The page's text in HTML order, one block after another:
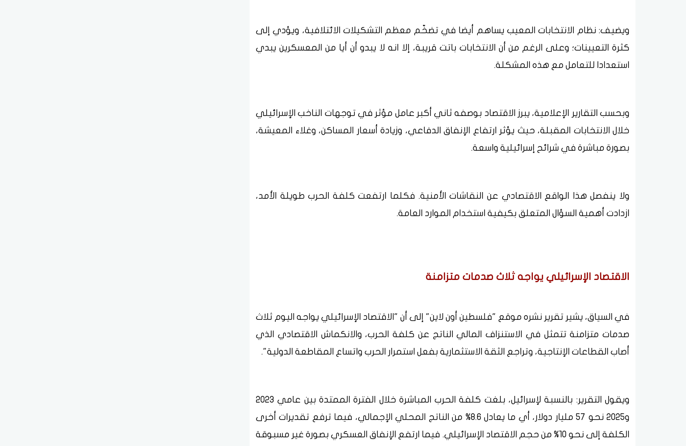
ويضيف: نظام الانتخابات المعيب يساهم أيضا في تضخّم معظم التشكيلات الائتلافية، ويؤدي إلى
كثرة التعيينات؛ وعلى الرغم من أن الانتخابات باتت قريبة، إلا انه لا يبدو أن أيا من المعسكرين يبدي
استعدادا للتعامل مع هذه المشكلة.
وبحسب التقارير الإعلامية، يبرز الاقتصاد بوصفه ثاني أكبر عامل مؤثر في توجهات الناخب الإسرائيلي
خلال الانتخابات المقبلة، حيث يؤثر ارتفاع الإنفاق الدفاعي، وزيادة أسعار المساكن، وغلاء المعيشة،
بصورة مباشرة في شرائح إسرائيلية واسعة.
ولا ينفصل هذا الواقع الاقتصادي عن النقاشات الأمنية. فكلما ارتفعت كلفة الحرب طويلة الأمد،
ازدادت أهمية السؤال المتعلق بكيفية استخدام الموارد العامة.
الاقتصاد الإسرائيلي يواجه ثلاث صدمات متزامنة
في السياق، يشير تقرير نشره موقع "فلسطين أون لاين" إلى أن "الاقتصاد الإسرائيلي يواجه اليوم ثلاث
صدمات متزامنة تتمثل في الاستنزاف المالي الناتج عن كلفة الحرب، والانكماش الاقتصادي الذي
أصاب القطاعات الإنتاجية، وتراجع الثقة الاستثمارية بفعل استمرار الحرب واتساع المقاطعة الدولية".
ويقول التقرير: بالنسبة لإسرائيل، بلغت كلفة الحرب المباشرة خلال الفترة الممتدة بين عامي 2023
و2025 نحو 57 مليار دولار، أي ما يعادل 8.6% من الناتج المحلي الإجمالي، فيما ترفع تقديرات أخرى
الكلفة إلى نحو 10% من حجم الاقتصاد الإسرائيلي. فيما ارتفع الإنفاق العسكري بصورة غير مسبوقة